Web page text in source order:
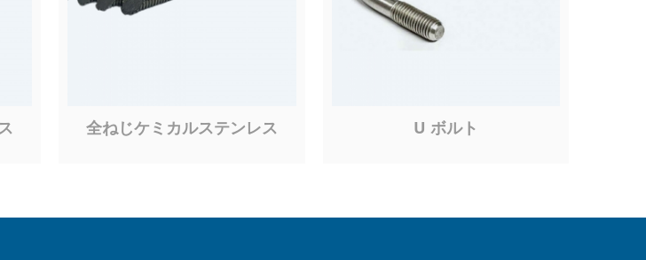
全ねじケミカルステンレス U ボルト